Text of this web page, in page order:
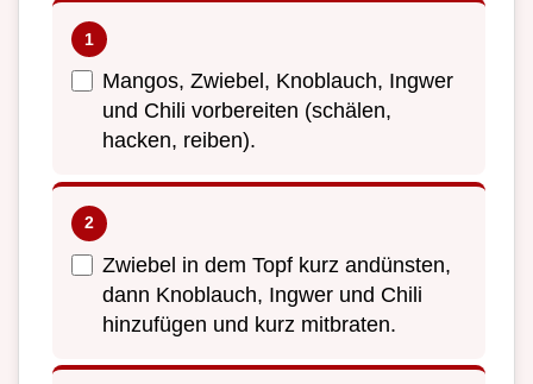
Mangos, Zwiebel, Knoblauch, Ingwer
und Chili vorbereiten (schälen,
hacken, reiben).
Zwiebel in dem Topf kurz andünsten,
dann Knoblauch, Ingwer und Chili
hinzufügen und kurz mitbraten.